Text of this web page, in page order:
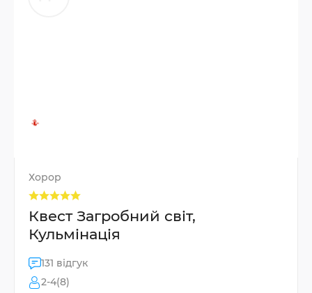
Хорор
Квест Загробний світ,
Кульмінація
131 відгук
2-4(8)